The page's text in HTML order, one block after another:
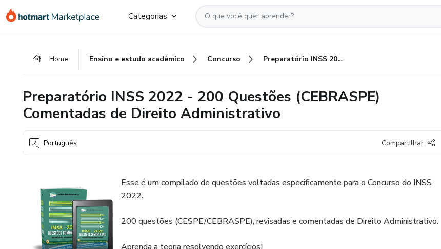
para
para
para
Categorias
Home Ensino e estudo acadêmico Concurso Preparatório INSS 2022 - 200 Questões (CEBRASPE) Comentadas de Direito Administrativo
Preparatório INSS 2022 - 200 Questões (CEBRASPE)
Comentadas de Direito Administrativo
Português Compartilhar
Esse é um compilado de questões voltadas especificamente para o Concurso do INSS
2022.
200 questões (CESPE/CEBRASPE), revisadas e comentadas de Direito Administrativo.